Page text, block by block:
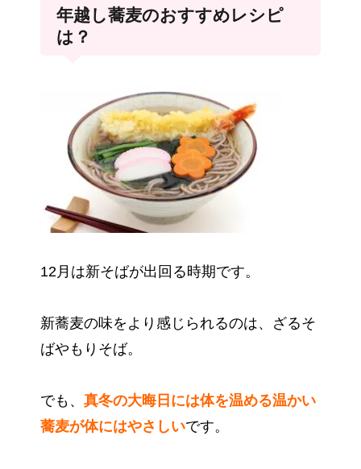
年越し蕎麦のおすすめレシピ
は？
12月は新そばが出回る時期です。
新蕎麦の味をより感じられるのは、ざるそ
ばやもりそば。
でも、 真冬の大晦日には体を温める温かい
蕎麦が体にはやさしいです。